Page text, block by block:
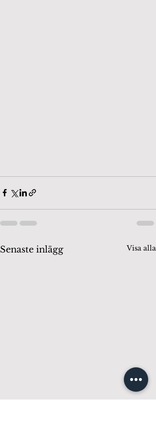
Senaste inlägg Visa alla